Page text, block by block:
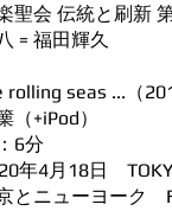
伝統と刷新 第
福田輝久
rolling seas ...（
（+iPod）
6分
年4月18日
ューヨーク